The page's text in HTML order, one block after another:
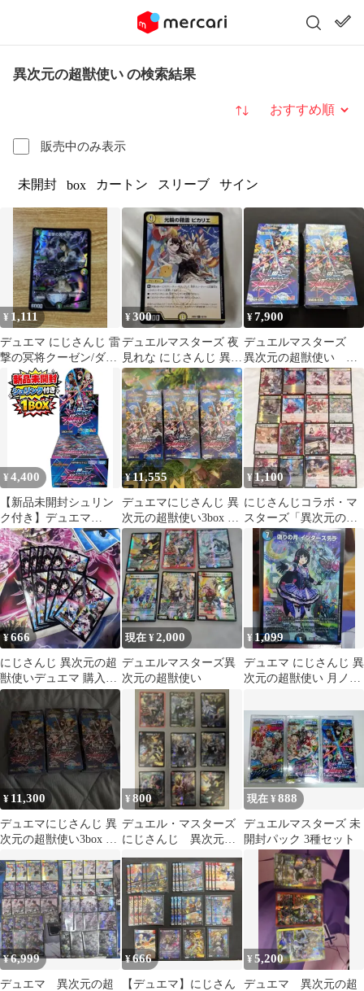
異次元の超獣使い の検索結果
販売中のみ表示
並び替え
未開封 box カートン スリーブ サイン
¥ 1,111
デュエマ にじさんじ 雷
撃の冥将クーゼン/ダー
ク・ライフ VR
¥300
デュエルマスターズ 夜
見れな にじさんじ 異次
元の超獣使い
¥7,900
デュエルマスターズ
異次元の超獣使い シ
ュリンク付き 2BOX
¥ 4,400
【新品未開封シュリン
ク付き】デュエマ
DM24-EX4 にじさんじ
異次元の超獣使い BOX
¥11,555
デュエマにじさんじ 異
次元の超獣使い3box シ
ュリンク付き
¥1,100
にじさんじコラボ・マ
スターズ「異次元の超
獣使い」 16枚
¥666
にじさんじ 異次元の超
獣使いデュエマ 購入特
典 スリーブ 10枚
現在 ¥2,000
デュエルマスターズ異
次元の超獣使い
¥ 1,099
デュエマ にじさんじ 異
次元の超獣使い 月ノ美
ーステラ
¥ 11,300
デュエマにじさんじ 異
次元の超獣使い3box シ
¥800
デュエル・マスターズ
にじさんじ 異次元の
現在 ¥888
デュエルマスターズ 未
開封パック 3種セット
¥6,999
デュエマ 異次元の超
¥666
【デュエマ】にじさん
¥5,200
デュエマ 異次元の超